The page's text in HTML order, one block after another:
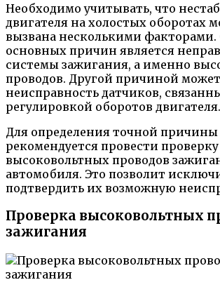
Необходимо учитывать, что
двигателя на холостых оборотах
вызвана несколькими факторами.
основных причин является
системы зажигания, а именно
проводов. Другой причиной
неисправность датчиков,
регулировкой оборотов двигателя.
Для определения точной
рекомендуется провести проверку
высоковольтных проводов
автомобиля. Это позволит
подтвердить их возможную
Проверка высоковольтных
зажигания